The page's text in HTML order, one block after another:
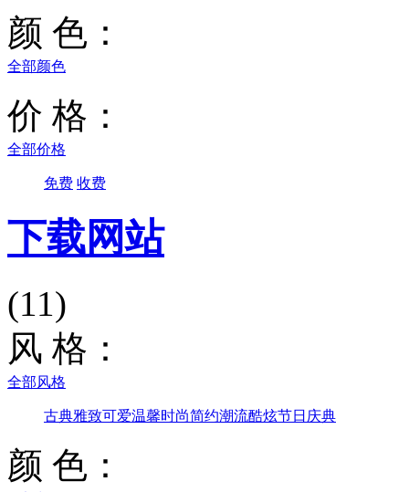
颜 色：
全部颜色
价 格：
全部价格
免费 收费
下载网站
(11)
风 格：
全部风格
古典雅致可爱温馨时尚简约潮流酷炫节日庆典
颜 色：